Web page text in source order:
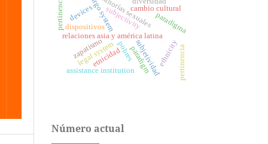
relaciones asia y américa latina
cargo system
dispositivos
pobres
subjectivity
subjetividad
minorías sexuales
devices
ethnicity
cambio cultural
etnicidad
legal system
zapatismo paradigm
paradigma
assistance institution
pertinence
pertinencia
Número actual